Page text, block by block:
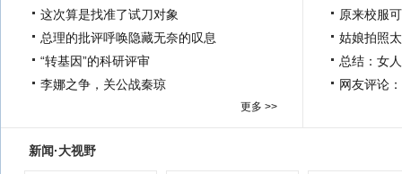
这次算是找准了试刀对象
总理的批评呼唤隐藏无奈的叹息
“转基因”的科研评审
李娜之争，关公战秦琼
更多 >>
原来校服
姑娘拍照
总结：女
网友评论
新闻·大视野